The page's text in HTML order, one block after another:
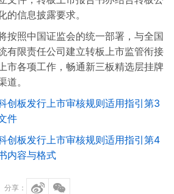
的信息披露要求。
照中国证监会的统一部署，与全国
有限责任公司建立转板上市监管衔接
市各项工作，畅通新三板精选层挂牌
。
创板发行上市审核规则适用指引第3
件
创板发行上市审核规则适用指引第4
内容与格式
分享：